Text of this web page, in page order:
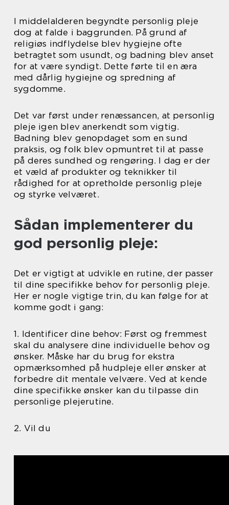
I middelalderen begyndte personlig pleje
dog at falde i baggrunden. På grund af
religiøs indflydelse blev hygiejne ofte
betragtet som usundt, og badning blev anset
for at være syndigt. Dette førte til en æra
med dårlig hygiejne og spredning af
sygdomme.
Det var først under renæssancen, at personlig
pleje igen blev anerkendt som vigtig.
Badning blev genopdaget som en sund
praksis, og folk blev opmuntret til at passe
på deres sundhed og rengøring. I dag er der
et væld af produkter og teknikker til
rådighed for at opretholde personlig pleje
og styrke velværet.
Sådan implementerer du
god personlig pleje:
Det er vigtigt at udvikle en rutine, der passer
til dine specifikke behov for personlig pleje.
Her er nogle vigtige trin, du kan følge for at
komme godt i gang:
1. Identificer dine behov: Først og fremmest
skal du analysere dine individuelle behov og
ønsker. Måske har du brug for ekstra
opmærksomhed på hudpleje eller ønsker at
forbedre dit mentale velvære. Ved at kende
dine specifikke ønsker kan du tilpasse din
personlige plejerutine.
2. Vil du